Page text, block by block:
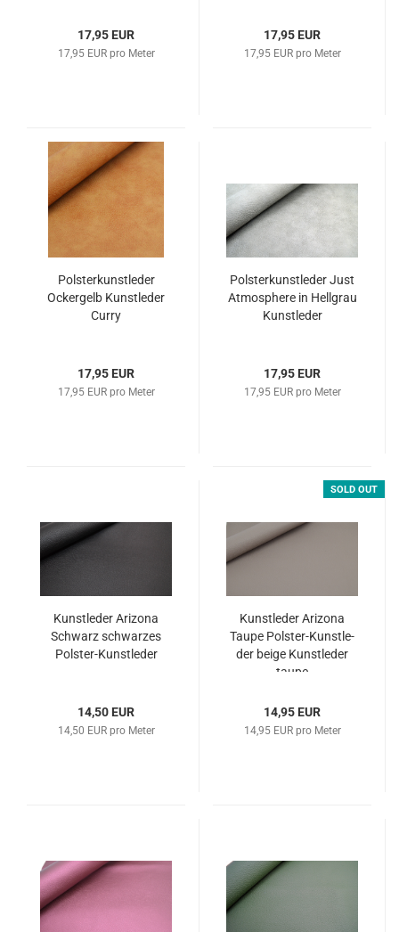
17,95 EUR
17,95 EUR pro Meter
17,95 EUR
17,95 EUR pro Meter
Pols­ter­kunst­le­der
Ocker­gelb Kunst­le­der
Curry
17,95 EUR
17,95 EUR pro Meter
Pols­ter­kunst­le­der Just
At­mo­s­phe­re in Hell­grau
Kunst­le­der
17,95 EUR
17,95 EUR pro Meter
Kunst­le­der Ari­zo­na
Schwarz schwar­zes
Polster-​​Kunst­le­der
14,50 EUR
14,50 EUR pro Meter
SOLD OUT
Kunst­le­der Ari­zo­na
Taupe Polster-​​Kunst­le­
der beige Kunst­le­der
taupe
14,95 EUR
14,95 EUR pro Meter